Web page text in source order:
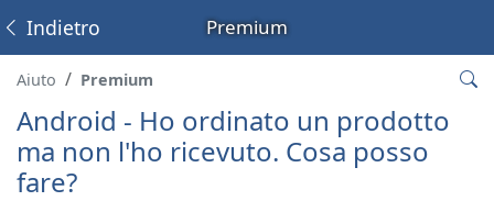
Premium
Indietro
Aiuto Premium
Android - Ho ordinato un prodotto
ma non l'ho ricevuto. Cosa posso
fare?